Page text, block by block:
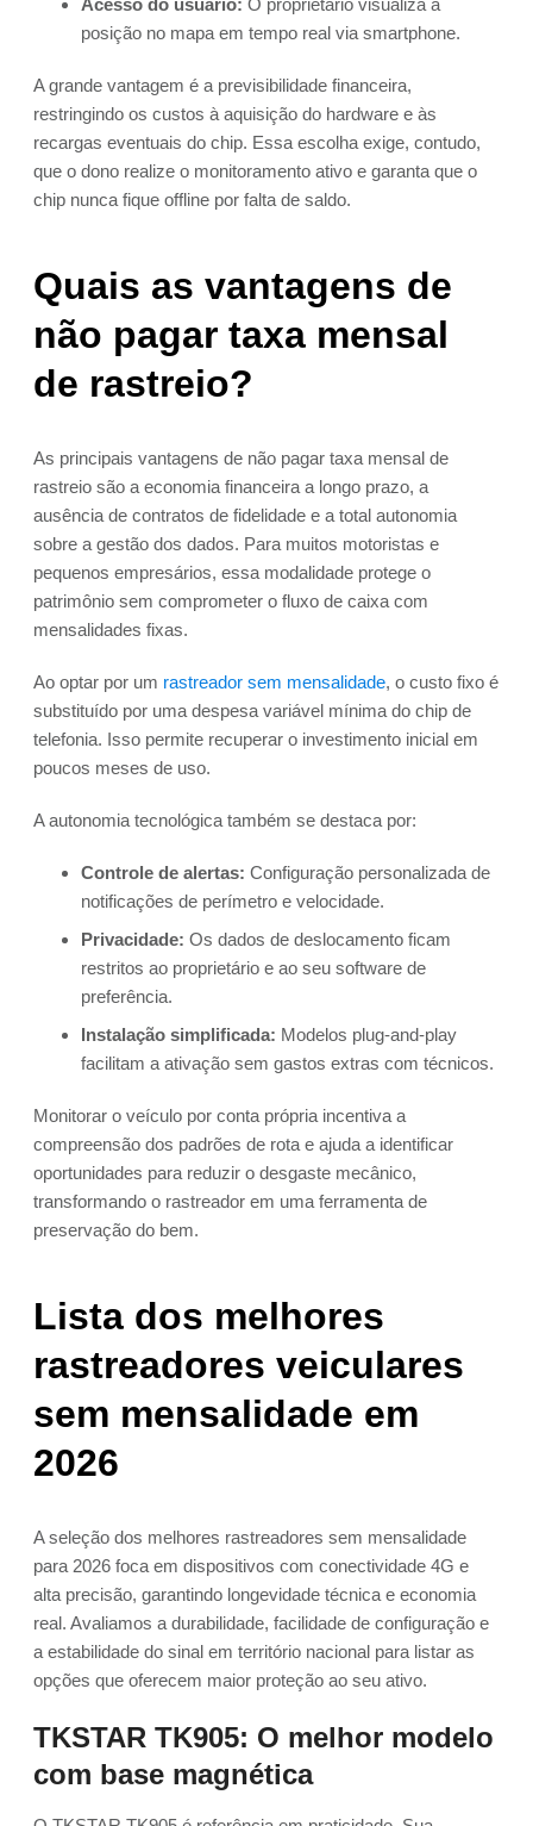
Acesso do usuário: O proprietário visualiza a
posição no mapa em tempo real via smartphone.
A grande vantagem é a previsibilidade financeira,
restringindo os custos à aquisição do hardware e às
recargas eventuais do chip. Essa escolha exige, contudo,
que o dono realize o monitoramento ativo e garanta que o
chip nunca fique offline por falta de saldo.
Quais as vantagens de
não pagar taxa mensal
de rastreio?
As principais vantagens de não pagar taxa mensal de
rastreio são a economia financeira a longo prazo, a
ausência de contratos de fidelidade e a total autonomia
sobre a gestão dos dados. Para muitos motoristas e
pequenos empresários, essa modalidade protege o
patrimônio sem comprometer o fluxo de caixa com
mensalidades fixas.
Ao optar por um rastreador sem mensalidade, o custo fixo é
substituído por uma despesa variável mínima do chip de
telefonia. Isso permite recuperar o investimento inicial em
poucos meses de uso.
A autonomia tecnológica também se destaca por:
Controle de alertas: Configuração personalizada de
notificações de perímetro e velocidade.
Privacidade: Os dados de deslocamento ficam
restritos ao proprietário e ao seu software de
preferência.
Instalação simplificada: Modelos plug-and-play
facilitam a ativação sem gastos extras com técnicos.
Monitorar o veículo por conta própria incentiva a
compreensão dos padrões de rota e ajuda a identificar
oportunidades para reduzir o desgaste mecânico,
transformando o rastreador em uma ferramenta de
preservação do bem.
Lista dos melhores
rastreadores veiculares
sem mensalidade em
2026
A seleção dos melhores rastreadores sem mensalidade
para 2026 foca em dispositivos com conectividade 4G e
alta precisão, garantindo longevidade técnica e economia
real. Avaliamos a durabilidade, facilidade de configuração e
a estabilidade do sinal em território nacional para listar as
opções que oferecem maior proteção ao seu ativo.
TKSTAR TK905: O melhor modelo
com base magnética